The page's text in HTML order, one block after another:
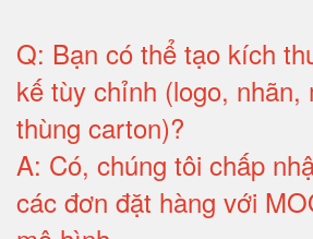
Q: Bạn có thể tạo kích
kế tùy chỉnh (logo, nhãn,
thùng carton)?
A: Có, chúng tôi chấp
các đơn đặt hàng với